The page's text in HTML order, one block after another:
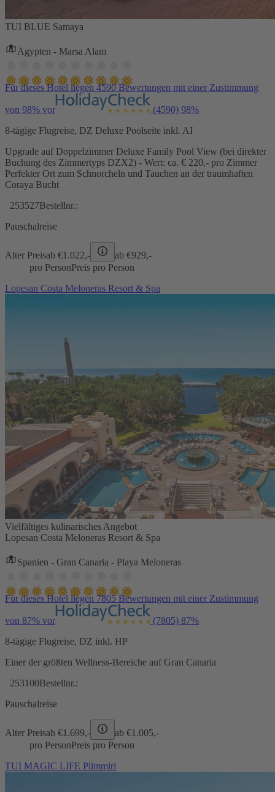
TUI BLUE Samaya
Ägypten - Marsa Alam
Für dieses Hotel liegen 4590 Bewertungen mit einer Zustimmung
von 98% vor (4590) 98%
8-tägige Flugreise, DZ Deluxe Poolseite inkl. AI
Upgrade auf Doppelzimmer Deluxe Family Pool View (bei direkter
Buchung des Zimmertyps DZX2) - Wert: ca. € 220,- pro Zimmer
Perfekter Ort zum Schnorcheln und Tauchen an der traumhaften
Coraya Bucht
253527Bestellnr.:
Pauschalreise
Alter Preisab €1.022,- ab €929,-
pro PersonPreis pro Person
Lopesan Costa Meloneras Resort & Spa
Vielfältiges kulinarisches Angebot
Lopesan Costa Meloneras Resort & Spa
Spanien - Gran Canaria - Playa Meloneras
Für dieses Hotel liegen 7805 Bewertungen mit einer Zustimmung
von 87% vor (7805) 87%
8-tägige Flugreise, DZ inkl. HP
Einer der größten Wellness-Bereiche auf Gran Canaria
253100Bestellnr.:
Pauschalreise
Alter Preisab €1.699,- ab €1.005,-
pro PersonPreis pro Person
TUI MAGIC LIFE Plimmiri